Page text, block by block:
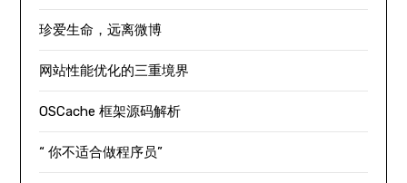
珍爱生命，远离微博
网站性能优化的三重境界
OSCache 框架源码解析
“ 你不适合做程序员”